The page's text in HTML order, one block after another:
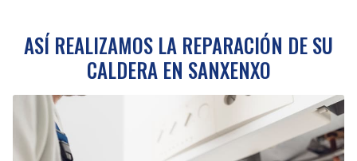
ASÍ REALIZAMOS LA REPARACIÓN DE SU
CALDERA EN SANXENXO